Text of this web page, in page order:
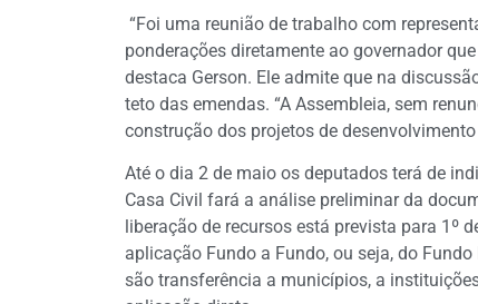
“Foi uma reunião de trabalho com
ponderações diretamente ao governador
destaca Gerson. Ele admite que na
teto das emendas. “A Assembleia, sem
construção dos projetos de
Até o dia 2 de maio os deputados terá de
Casa Civil fará a análise preliminar da
liberação de recursos está prevista para 1º
aplicação Fundo a Fundo, ou seja, do
são transferência a municípios, a